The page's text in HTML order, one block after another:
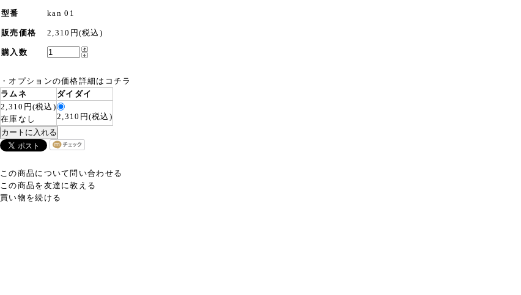
型番 kan 01
販売価格 2,310円(税込)
購入数
・ オプションの価格詳細はコチラ
ラムネ
ダイダイ
2,310円(税込)
在庫なし
2,310円(税込)
この商品について問い合わせる
この商品を友達に教える
買い物を続ける